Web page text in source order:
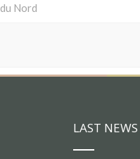
Nord
LAST NEWS